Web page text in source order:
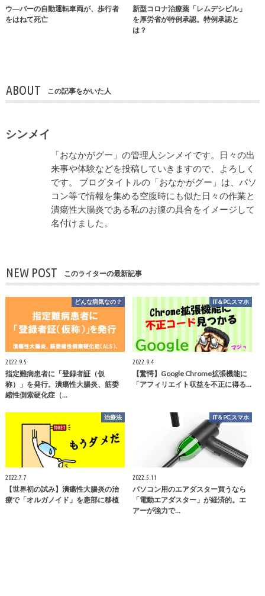
ウ―バーの自動運転車両が、歩行者
をはねて死亡
新型コロナ治療薬「レムデシビル」
を厚労省が特例承認。特例承認と
は？
ABOUT この記事をかいた人
シンメイ
「おなかがグー」の管理人シンメイです。日々の出
来事や体験などを投稿していきますので、よろしく
です。 ブログタイトルの「おなかがグー」は、パソ
コン等で情報を集める空腹時にも似た日々の作業と
潰瘍性大腸炎である私のお腹の具合をイメージして
名付けました。
NEW POST このライターの最新記事
どんな病気なの？
2022.9.5
指定難病患者に「登録者証（仮
称）」を発行。潰瘍性大腸炎、筋委
縮性側索硬化症（…
IT＆PC,スマホ
2022.9.4
【驚愕】Google Chrome拡張機能に
「アフィリエイト収益を不正に得る…
治療法
2022.7.7
【世界初の試み】潰瘍性大腸炎の治
療で「オルガノイド」を患部に移植
IT＆PC,スマホ
2022.5.11
パソコン用のエアダスター買うなら
「電動エアダスター」が経済的。エ
アーが強力で…